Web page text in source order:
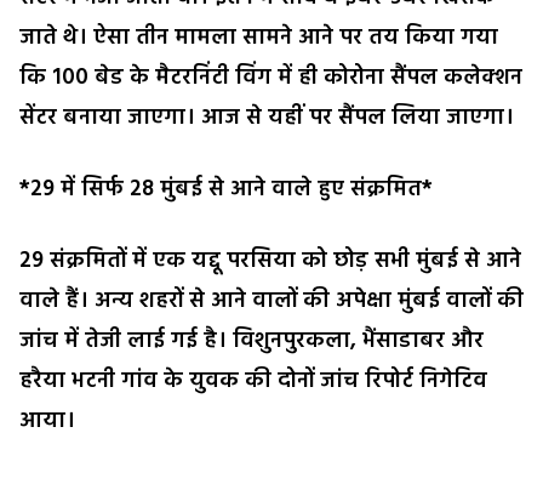
जाते थे। ऐसा तीन मामला सामने आने पर तय किया गया
कि 100 बेड के मैटरनिंटी विंग में ही कोरोना सैंपल कलेक्शन
सेंटर बनाया जाएगा। आज से यहीं पर सैंपल लिया जाएगा।
*29 में सिर्फ 28 मुंबई से आने वाले हुए संक्रमित*
29 संक्रमितों में एक यद्दू परसिया को छोड़ सभी मुंबई से आने
वाले हैं। अन्य शहरों से आने वालों की अपेक्षा मुंबई वालों की
जांच में तेजी लाई गई है। विशुनपुरकला, भैंसाडाबर और
हरैया भटनी गांव के युवक की दोनों जांच रिपोर्ट निगेटिव
आया।